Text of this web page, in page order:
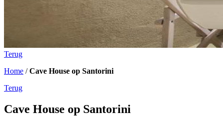
Terug
Home /Cave House op Santorini
Terug
Cave House op Santorini